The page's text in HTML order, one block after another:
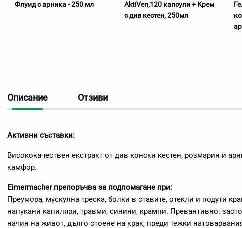
Флуид с арника - 250 мл
AktiVen,120 капсули + Крем
с див кестен, 250мл
Описание Отзиви
Активни съставки:
Висококачествен екстракт от див конски кестен, розмарин и
камфор.
Eimermacher препоръчва за подпомагане при:
Преумора, мускулна треска, болки в ставите, отекли и подути
напукани капиляри, травми, синини, крампи. Превантивно:
начин на живот, дълго стоене на крак, преди тежки